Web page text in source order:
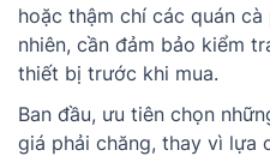
hoặc thậm chí các quán
nhiên, cần đảm bảo kiểm
thiết bị trước khi mua.
Ban đầu, ưu tiên chọn
giá phải chăng, thay vì lựa